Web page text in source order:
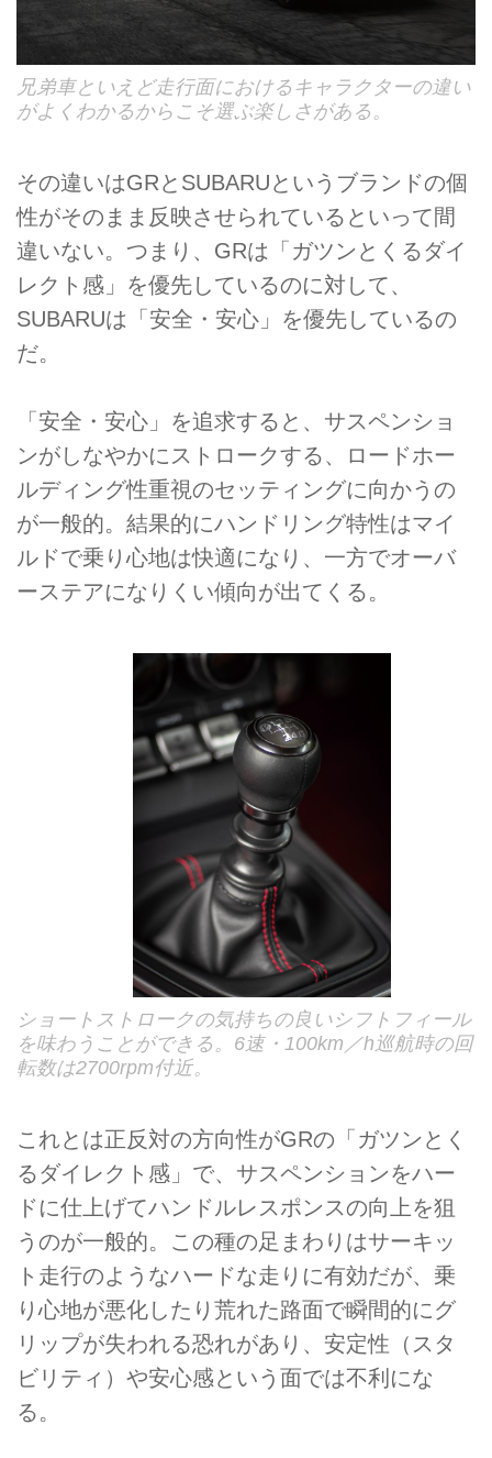
兄弟車といえど走行面におけるキャラクターの違い
がよくわかるからこそ選ぶ楽しさがある。
その違いはGRとSUBARUというブランドの個
性がそのまま反映させられているといって間
違いない。つまり、GRは「ガツンとくるダイ
レクト感」を優先しているのに対して、
SUBARUは「安全・安心」を優先しているの
だ。
「安全・安心」を追求すると、サスペンショ
ンがしなやかにストロークする、ロードホー
ルディング性重視のセッティングに向かうの
が一般的。結果的にハンドリング特性はマイ
ルドで乗り心地は快適になり、一方でオーバ
ーステアになりくい傾向が出てくる。
ショートストロークの気持ちの良いシフトフィール
を味わうことができる。6速・100km／h巡航時の回
転数は2700rpm付近。
これとは正反対の方向性がGRの「ガツンとく
るダイレクト感」で、サスペンションをハー
ドに仕上げてハンドルレスポンスの向上を狙
うのが一般的。この種の足まわりはサーキッ
ト走行のようなハードな走りに有効だが、乗
り心地が悪化したり荒れた路面で瞬間的にグ
リップが失われる恐れがあり、安定性（スタ
ビリティ）や安心感という面では不利にな
る。